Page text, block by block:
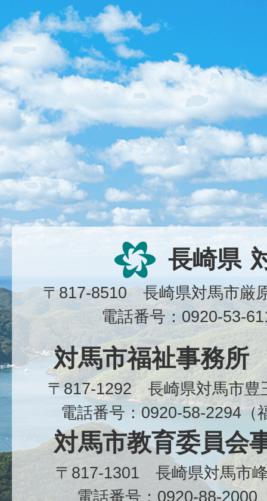
長崎県
〒817-8510 長崎県対馬市
電話番号：0920-53-
対馬市福祉事務所
〒817-1292 長崎県対馬市
電話番号：0920-58-2294（
対馬市教育委員会
〒817-1301 長崎県対馬市
電話番号：0920-88-2000